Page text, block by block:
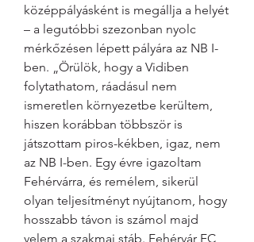
középpályásként is megállja a helyét
– a legutóbbi szezonban nyolc
mérkőzésen lépett pályára az NB I-
ben. „Örülök, hogy a Vidiben
folytathatom, ráadásul nem
ismeretlen környezetbe kerültem,
hiszen korábban többször is
játszottam piros-kékben, igaz, nem
az NB I-ben. Egy évre igazoltam
Fehérvárra, és remélem, sikerül
olyan teljesítményt nyújtanom, hogy
hosszabb távon is számol majd
velem a szakmai stáb. Fehérvár FC